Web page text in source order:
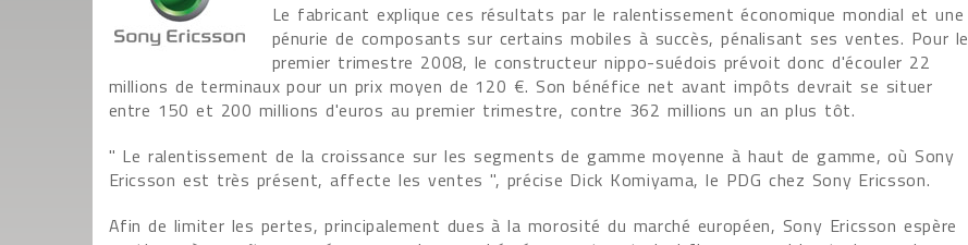
Le fabricant explique ces résultats par le ralentissement économique mondial et une
pénurie de composants sur certains mobiles à succès, pénalisant ses ventes. Pour le
premier trimestre 2008, le constructeur nippo-suédois prévoit donc d'écouler 22
millions de terminaux pour un prix moyen de 120 €. Son bénéfice net avant impôts devrait se situer
entre 150 et 200 millions d'euros au premier trimestre, contre 362 millions un an plus tôt.
" Le ralentissement de la croissance sur les segments de gamme moyenne à haut de gamme, où Sony
Ericsson est très présent, affecte les ventes ", précise Dick Komiyama, le PDG chez Sony Ericsson.
Afin de limiter les pertes, principalement dues à la morosité du marché européen, Sony Ericsson espère